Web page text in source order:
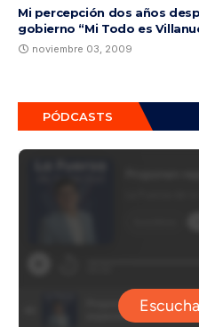
Mi percepción dos años
gobierno “Mi Todo es
noviembre 03, 2009
PÓDCASTS